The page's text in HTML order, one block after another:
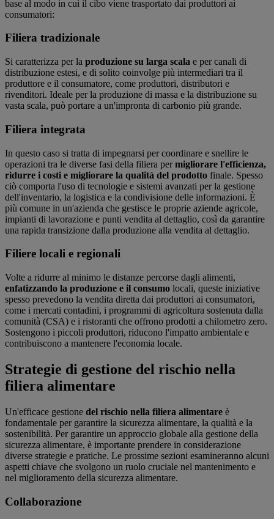
base al modo in cui il cibo viene trasportato dai produttori ai
consumatori:
Filiera tradizionale
Si caratterizza per la produzione su larga scala e per canali di
distribuzione estesi, e di solito coinvolge più intermediari tra il
produttore e il consumatore, come produttori, distributori e
rivenditori. Ideale per la produzione di massa e la distribuzione su
vasta scala, può portare a un'impronta di carbonio più grande.
Filiera integrata
In questo caso si tratta di impegnarsi per coordinare e snellire le
operazioni tra le diverse fasi della filiera permigliorare l'efficienza,
ridurre i costi e migliorare la qualità del prodotto finale. Spesso
ciò comporta l'uso di tecnologie e sistemi avanzati per la gestione
dell'inventario, la logistica e la condivisione delle informazioni. È
più comune in un'azienda che gestisce le proprie aziende agricole,
impianti di lavorazione e punti vendita al dettaglio, così da garantire
una rapida transizione dalla produzione alla vendita al dettaglio.
Filiere locali e regionali
Volte a ridurre al minimo le distanze percorse dagli alimenti,
enfatizzando la produzione e il consumo locali, queste iniziative
spesso prevedono la vendita diretta dai produttori ai consumatori,
come i mercati contadini, i programmi di agricoltura sostenuta dalla
comunità (CSA) e i ristoranti che offrono prodotti a chilometro zero.
Sostengono i piccoli produttori, riducono l'impatto ambientale e
contribuiscono a mantenere l'economia locale.
Strategie di gestione del rischio nella
filiera alimentare
Un'efficace gestione del rischio nella filiera alimentare è
fondamentale per garantire la sicurezza alimentare, la qualità e la
sostenibilità. Per garantire un approccio globale alla gestione della
sicurezza alimentare, è importante prendere in considerazione
diverse strategie e pratiche. Le prossime sezioni esamineranno alcuni
aspetti chiave che svolgono un ruolo cruciale nel mantenimento e
nel miglioramento della sicurezza alimentare.
Collaborazione